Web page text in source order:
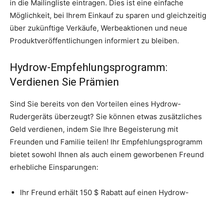
in die Mailingliste eintragen. Dies ist eine einfache
Möglichkeit, bei Ihrem Einkauf zu sparen und gleichzeitig
über zukünftige Verkäufe, Werbeaktionen und neue
Produktveröffentlichungen informiert zu bleiben.
Hydrow-Empfehlungsprogramm:
Verdienen Sie Prämien
Sind Sie bereits von den Vorteilen eines Hydrow-
Rudergeräts überzeugt? Sie können etwas zusätzliches
Geld verdienen, indem Sie Ihre Begeisterung mit
Freunden und Familie teilen! Ihr Empfehlungsprogramm
bietet sowohl Ihnen als auch einem geworbenen Freund
erhebliche Einsparungen:
Ihr Freund erhält 150 $ Rabatt auf einen Hydrow-